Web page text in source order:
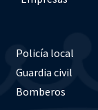
Policía local
Guardia civil
Bomberos